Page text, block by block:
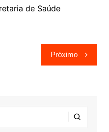
de Saúde
Próximo